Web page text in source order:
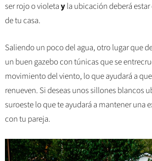
ser rojo o violetayla ubicación deberá
de tu casa.
Saliendo un poco del agua, otro lugar que
un buen gazebo con túnicas que se
movimiento del viento, lo que ayudará a
renueven. Si deseas unos sillones blancos
suroeste lo que te ayudará a mantener una
con tu pareja.